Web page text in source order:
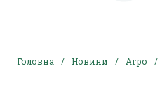
Головна Новини Агро